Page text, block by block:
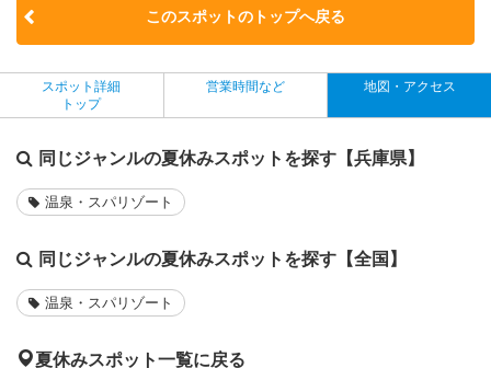
このスポットのトップへ戻る
スポット詳細
トップ
営業時間など 地図・アクセス
同じジャンルの夏休みスポットを探す【兵庫県】
温泉・スパリゾート
同じジャンルの夏休みスポットを探す【全国】
温泉・スパリゾート
夏休みスポット一覧に戻る